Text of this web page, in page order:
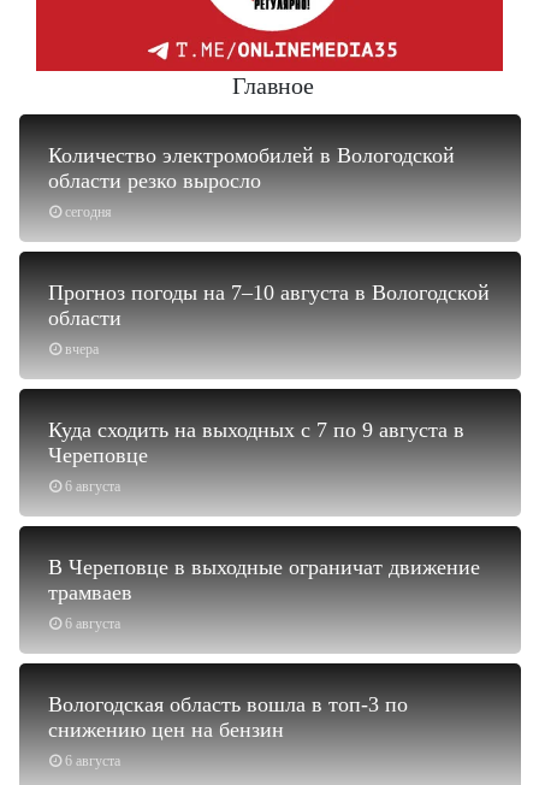
Главное
сегодня
Количество электромобилей в Вологодской
области резко выросло
вчера
Прогноз погоды на 7–10 августа в Вологодской
области
6 августа
Куда сходить на выходных с 7 по 9 августа в
Череповце
6 августа
В Череповце в выходные ограничат движение
трамваев
6 августа
Вологодская область вошла в топ-3 по
снижению цен на бензин